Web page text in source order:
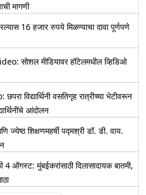
मागणी
16 हजार रुपये मिळण्याचा दावा पूर्णपणे
सोशल मीडियावर हॉटेलमधील व्हिडिओ
विद्यार्थिनी वसतिगृह रात्रीच्या भेटीवरून
आंदोलन
शिक्षणमहर्षी पद्मश्री डॉ. डी. वाय.
4 ऑगस्ट: मुंबईकरांसाठी दिलासादायक बातमी,